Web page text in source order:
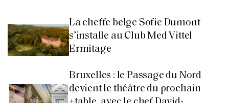
La cheffe belge Sofie Dumont
s’installe au Club Med Vittel
Ermitage
Bruxelles : le Passage du Nord
devient le théâtre du prochain